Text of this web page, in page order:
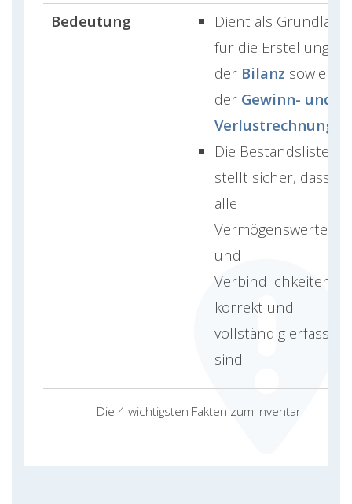
Die 4 wichtigsten Fakten zum Inventar
Bedeutung
Dient als Grundlage
für die Erstellung
der Bilanz sowie
der Gewinn- und
Verlustrechnung
Die Bestandsliste
stellt sicher, dass
alle
Vermögenswerte
und
Verbindlichkeiten
korrekt und
vollständig erfasst
sind.